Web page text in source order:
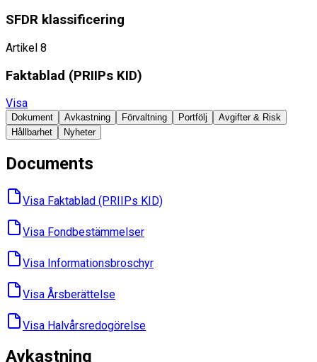
SFDR klassificering
Artikel 8
Faktablad ​(PRIIPs KID)
Visa
Dokument Avkastning Förvaltning Portfölj
Avgifter & Risk
Hållbarhet
Nyheter
Documents
Visa Faktablad ​(PRIIPs KID)
Visa Fondbes­tämmelser
Visa Informations­broschyr
Visa Års­berättelse
Visa Halvårs­redogörelse
Avkastning